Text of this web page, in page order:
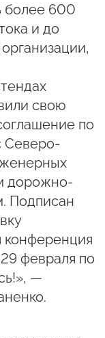
более 600
и до
свою
по
Северо-
дорожно-
Подписан
февраля по
—